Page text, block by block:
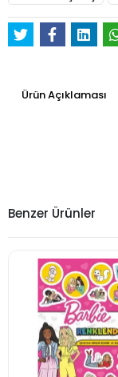
Ürün Açıklaması
Benzer Ürünler